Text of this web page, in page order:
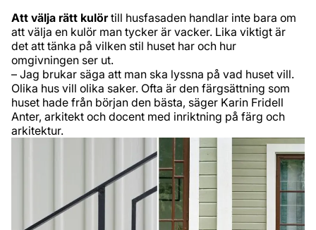
Att välja rätt kulörtill husfasaden handlar inte bara om
att välja en kulör man tycker är vacker. Lika viktigt är
det att tänka på vilken stil huset har och hur
omgivningen ser ut.
– Jag brukar säga att man ska lyssna på vad huset vill.
Olika hus vill olika saker. Ofta är den färgsättning som
huset hade från början den bästa, säger Karin Fridell
Anter, arkitekt och docent med inriktning på färg och
arkitektur.